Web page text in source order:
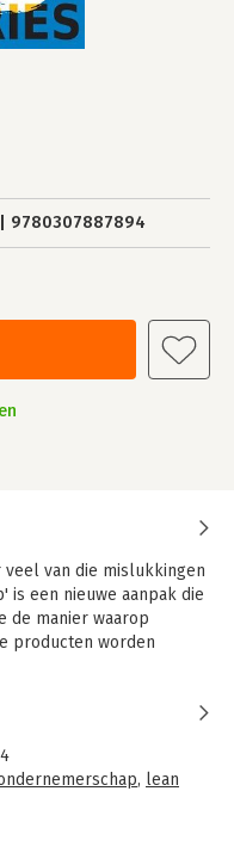
9780307887894
van die mislukkingen
is een nieuwe aanpak die
de manier waarop
producten worden
, lean